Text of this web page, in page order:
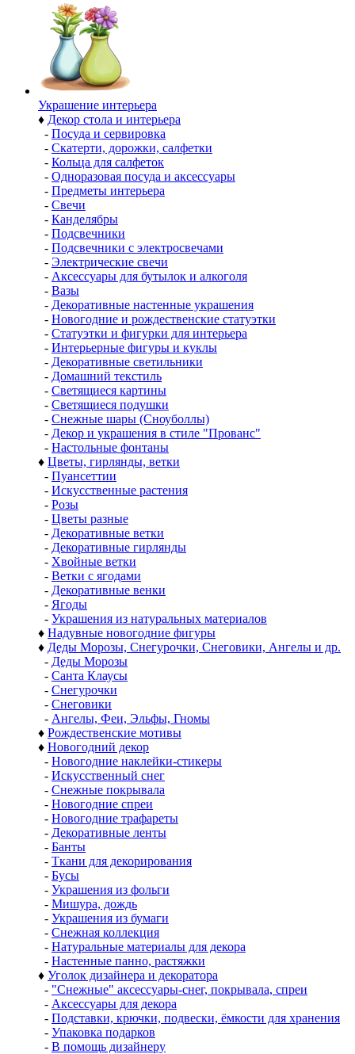
Украшение интерьера
♦ Декор стола и интерьера
- Посуда и сервировка
- Скатерти, дорожки, салфетки
- Кольца для салфеток
- Одноразовая посуда и аксессуары
- Предметы интерьера
- Свечи
- Канделябры
- Подсвечники
- Подсвечники с электросвечами
- Электрические свечи
- Аксессуары для бутылок и алкоголя
- Вазы
- Декоративные настенные украшения
- Новогодние и рождественские статуэтки
- Статуэтки и фигурки для интерьера
- Интерьерные фигуры и куклы
- Декоративные светильники
- Домашний текстиль
- Светящиеся картины
- Светящиеся подушки
- Снежные шары (Сноуболлы)
- Декор и украшения в стиле "Прованс"
- Настольные фонтаны
♦ Цветы, гирлянды, ветки
- Пуансеттии
- Искусственные растения
- Розы
- Цветы разные
- Декоративные ветки
- Декоративные гирлянды
- Хвойные ветки
- Ветки с ягодами
- Декоративные венки
- Ягоды
- Украшения из натуральных материалов
♦ Надувные новогодние фигуры
♦ Деды Морозы, Снегурочки, Снеговики, Ангелы и др.
- Деды Морозы
- Санта Клаусы
- Снегурочки
- Снеговики
- Ангелы, Феи, Эльфы, Гномы
♦ Рождественские мотивы
♦ Новогодний декор
- Новогодние наклейки-стикеры
- Искусственный снег
- Снежные покрывала
- Новогодние спреи
- Новогодние трафареты
- Декоративные ленты
- Банты
- Ткани для декорирования
- Бусы
- Украшения из фольги
- Мишура, дождь
- Украшения из бумаги
- Снежная коллекция
- Натуральные материалы для декора
- Настенные панно, растяжки
♦ Уголок дизайнера и декоратора
- "Снежные" аксессуары-снег, покрывала, спреи
- Аксессуары для декора
- Подставки, крючки, подвески, ёмкости для хранения
- Упаковка подарков
- В помощь дизайнеру